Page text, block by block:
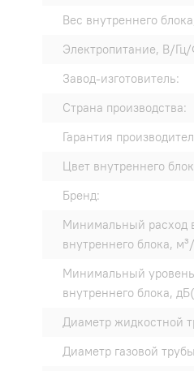
Вес внутреннего
Электропитание, В/
Завод-изготовитель:
Страна производства:
Гарантия
Цвет внутреннего
Бренд:
Минимальный расход
внутреннего блока,
Минимальный
внутреннего блока,
Диаметр жидкостной
Диаметр газовой